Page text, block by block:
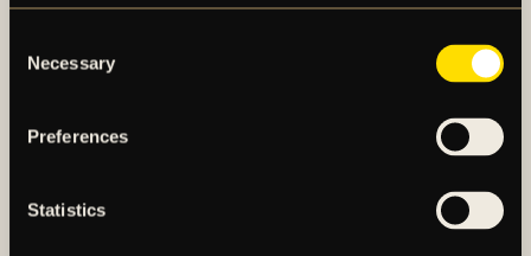
Selection
Necessary
Preferences
Statistics
Kristi himmelsfärdsdag (14 maj) –Stängt
Öppet kl
11:00-19:00
19-20 juni (midsommar) –